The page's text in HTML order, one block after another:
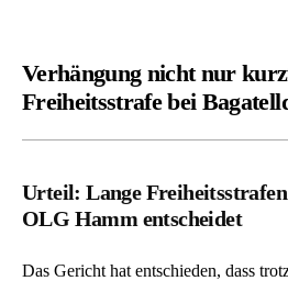
Verhängung nicht nur
Freiheitsstrafe bei
Urteil: Lange
OLG Hamm entscheidet
Das Gericht hat entschieden, dass